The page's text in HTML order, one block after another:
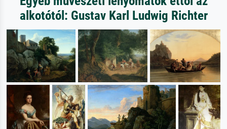
alkotótól: Gustav Karl Ludwig Richter